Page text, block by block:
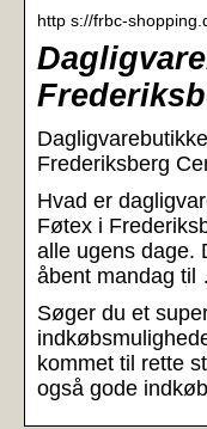
http s://frbc-
Frederiksberg
Hvad er
Føtex i
alle ugens dage.
åbent mandag til
Søger du et
kommet til rette
også gode